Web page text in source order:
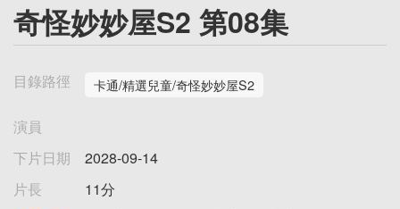
奇怪妙妙屋S2 第08集
目錄路徑 卡通/精選兒童/奇怪妙妙屋S2
演員
下片日期
2028-09-14
片長
11分